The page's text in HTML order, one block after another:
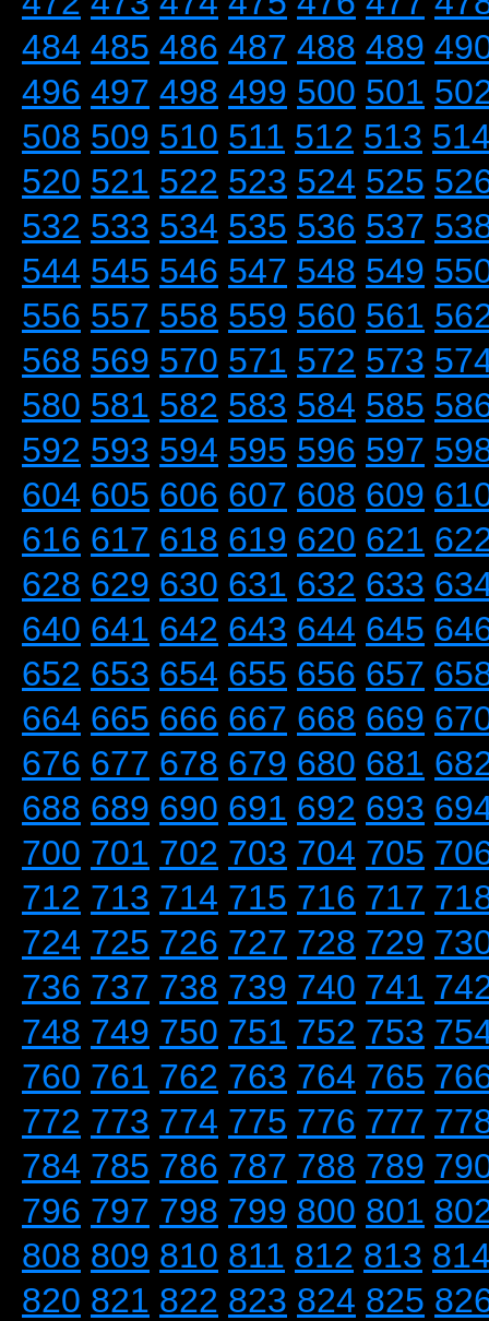
484 485 486 487 488 489
496 497 498 499 500 501
508 509 510 511 512 513
520 521 522 523 524 525
532 533 534 535 536 537
544 545 546 547 548 549
556 557 558 559 560 561
568 569 570 571 572 573
580 581 582 583 584 585
592 593 594 595 596 597
604 605 606 607 608 609
616 617 618 619 620 621
628 629 630 631 632 633
640 641 642 643 644 645
652 653 654 655 656 657
664 665 666 667 668 669
676 677 678 679 680 681
688 689 690 691 692 693
700 701 702 703 704 705
712 713 714 715 716 717
724 725 726 727 728 729
736 737 738 739 740 741
748 749 750 751 752 753
760 761 762 763 764 765
772 773 774 775 776 777
784 785 786 787 788 789
796 797 798 799 800 801
808 809 810 811 812 813
820 821 822 823 824 825